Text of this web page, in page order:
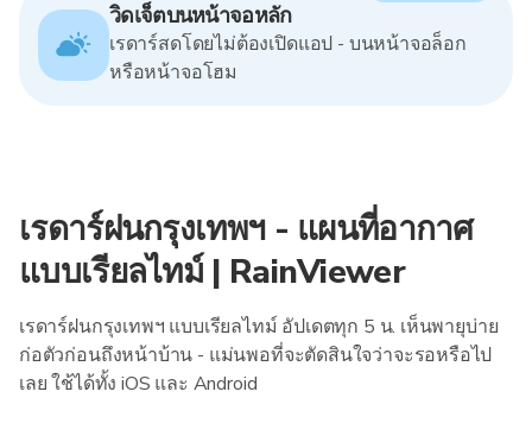
วิดเจ็ตบนหน้าจอหลัก
เรดาร์สดโดยไม่ต้องเปิดแอป - บนหน้าจอล็อก
หรือหน้าจอโฮม
เรดาร์ฝนกรุงเทพฯ - แผนที่อากาศ
แบบเรียลไทม์ | RainViewer
เรดาร์ฝนกรุงเทพฯ แบบเรียลไทม์ อัปเดตทุก 5 น. เห็นพายุบ่าย
ก่อตัวก่อนถึงหน้าบ้าน - แม่นพอที่จะตัดสินใจว่าจะรอหรือไป
เลย ใช้ได้ทั้ง iOS และ Android